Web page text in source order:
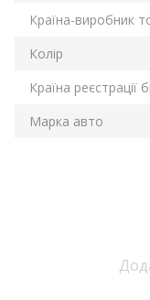
Країна-виробник
Колір
Країна реєстрації
Марка авто